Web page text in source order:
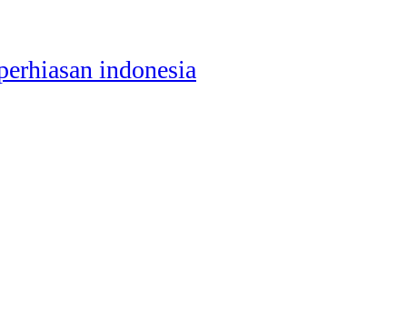
indonesia